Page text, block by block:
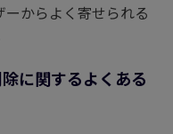
からよく寄せられる
に関するよくある